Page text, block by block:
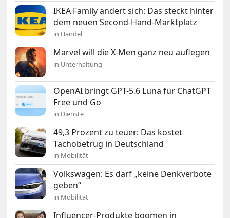
IKEA Family ändert sich: Das steckt hinter
dem neuen Second-Hand-Marktplatz
in Handel
Marvel will die X-Men ganz neu auflegen
in Unterhaltung
OpenAI bringt GPT-5.6 Luna für ChatGPT
Free und Go
in Dienste
49,3 Prozent zu teuer: Das kostet
Tachobetrug in Deutschland
in Mobilität
Volkswagen: Es darf „keine Denkverbote
geben“
in Mobilität
Influencer-Produkte boomen in